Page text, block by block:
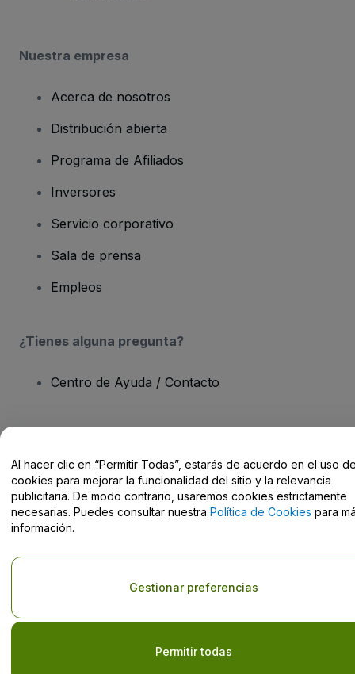
Nuestra empresa
Acerca de nosotros
Distribución abierta
Programa de Afiliados
Inversores
Servicio corporativo
Sala de prensa
Empleos
¿Tienes alguna pregunta?
Centro de Ayuda / Contacto
Derechos reservados © viagogo GmbH 2026
Datos de la Empresa
El uso de este sitio web constituye la aceptación de losTérminos y
Condiciones, de laPolítica de Privacidad, de laPolítica de Cookies
y de laPolítica de Privacidad para Móviles
No compartir mi información personal ni tus opciones de
Al hacer clic en “Permitir Todas”, estarás de acuerdo en el uso
cookies para mejorar la funcionalidad del sitio y la relevancia
publicitaria. De modo contrario, usaremos cookies estrictamente
necesarias. Puedes consultar nuestra Política de Cookies para
información.
Permitir todas
Gestionar preferencias